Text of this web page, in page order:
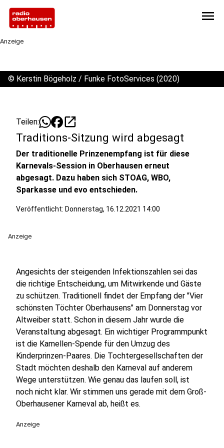
menu
Anzeige
© Kerstin Bögeholz / Funke FotoServices (2020)
Teilen: open_in_new
Traditions-Sitzung wird abgesagt
Der traditionelle Prinzenempfang ist für diese
Karnevals-Session in Oberhausen erneut
abgesagt. Dazu haben sich STOAG, WBO,
Sparkasse und evo entschieden.
Veröffentlicht: Donnerstag, 16.12.2021 14:00
Anzeige
Angesichts der steigenden Infektionszahlen sei das
die richtige Entscheidung, um Mitwirkende und Gäste
zu schützen. Traditionell findet der Empfang der "Vier
schönsten Töchter Oberhausens" am Donnerstag vor
Altweiber statt. Schon in diesem Jahr wurde die
Veranstaltung abgesagt. Ein wichtiger Programmpunkt
ist die Kamellen-Spende für den Umzug des
Kinderprinzen-Paares. Die Tochtergesellschaften der
Stadt möchten deshalb den Karneval auf anderem
Wege unterstützen. Wie genau das laufen soll, ist
noch nicht klar. Wir stimmen uns gerade mit dem Groß-
Oberhausener Karneval ab, heißt es.
Anzeige